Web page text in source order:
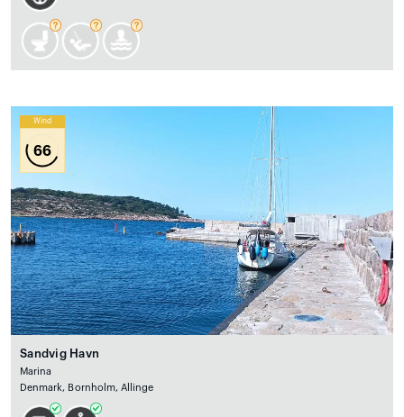
Wind
66
Sandvig Havn
Marina
Denmark, Bornholm, Allinge